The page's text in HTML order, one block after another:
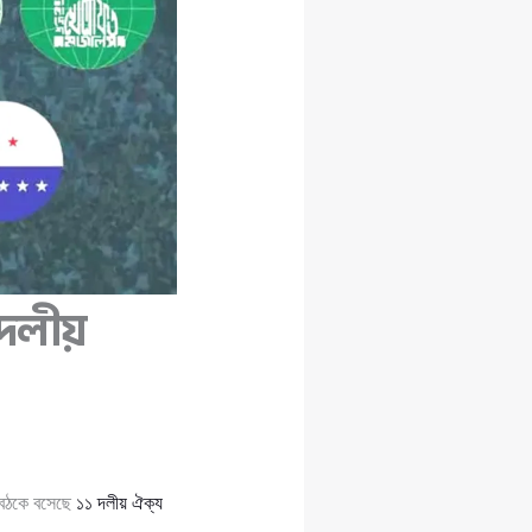
বসেছে ১১ দলীয় ঐক্য